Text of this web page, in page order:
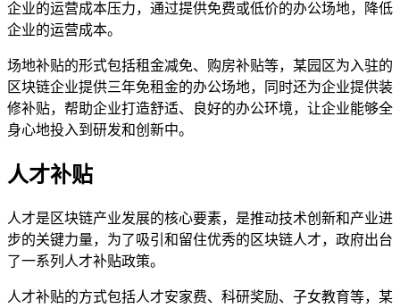
企业的运营成本压力，通过提供免费或低价的办公场地，降低
企业的运营成本。
场地补贴的形式包括租金减免、购房补贴等，某园区为入驻的
区块链企业提供三年免租金的办公场地，同时还为企业提供装
修补贴，帮助企业打造舒适、良好的办公环境，让企业能够全
身心地投入到研发和创新中。
人才补贴
人才是区块链产业发展的核心要素，是推动技术创新和产业进
步的关键力量，为了吸引和留住优秀的区块链人才，政府出台
了一系列人才补贴政策。
人才补贴的方式包括人才安家费、科研奖励、子女教育等，某